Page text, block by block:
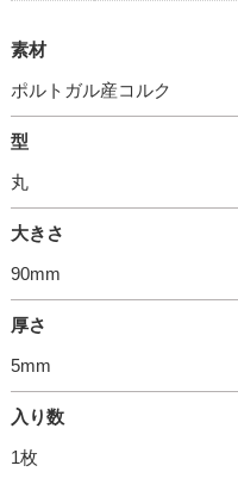
素材
ポルトガル産コルク
型
丸
大きさ
90mm
厚さ
5mm
入り数
1枚